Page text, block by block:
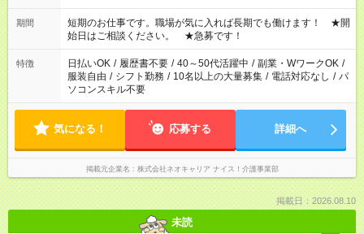
20:00※遅番 ※時間は、固定・選べる施設もあるので、ご希望が
あれば調整できます！ ※シフト制。勤務地により実働時間が異
なります。★家庭の都合でお休みが必要な場合も遠慮なくご相談
ください。
期間
短期のお仕事です。職場が気に入れば長期でも働けます！ ★開
始日はご相談ください。 ★急募です！
特徴 日払いOK / 履歴書不要 / 40～50代活躍中 / 副業・WワークOK /
服装自由 / シフト勤務 / 10名以上の大量募集 / 電話対応なし / パ
ソコンスキル不要
気になる！ 応募する 詳細へ
掲載元企業名 株式会社ネオキャリア ナイス！介護事業部
掲載日：2026.08.10
未読